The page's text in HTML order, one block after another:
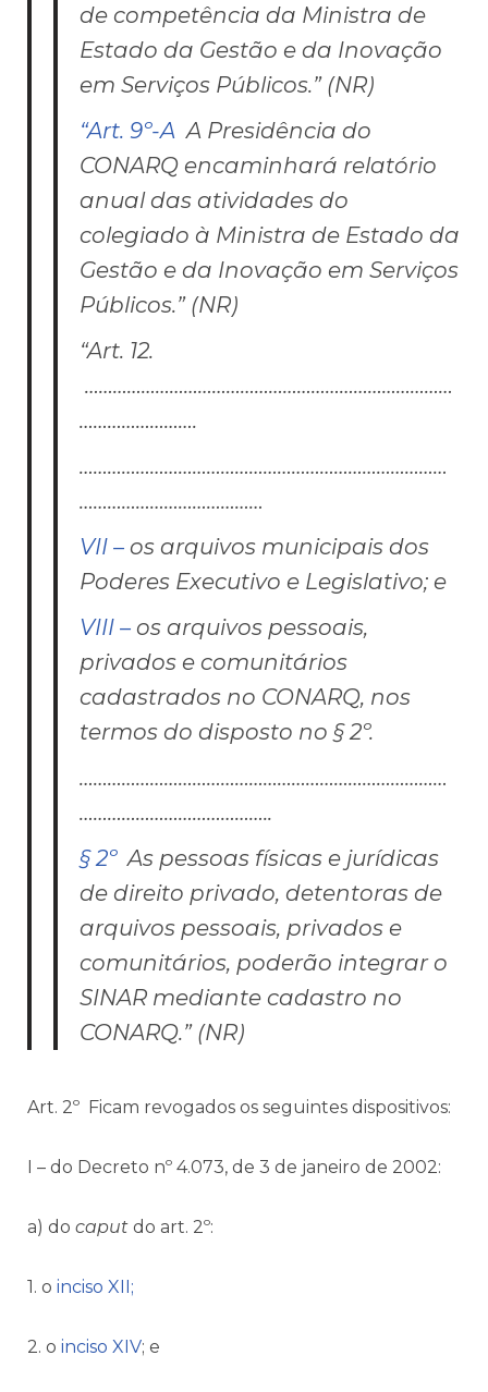
de competência da Ministra de
Estado da Gestão e da Inovação
em Serviços Públicos.” (NR)
“Art. 9º-A A Presidência do
CONARQ encaminhará relatório
anual das atividades do
colegiado à Ministra de Estado da
Gestão e da Inovação em Serviços
Públicos.” (NR)
“Art. 12.
……………………………………………………………………
…………………….
……………………………………………………………………
…………………………………
VII – os arquivos municipais dos
Poderes Executivo e Legislativo; e
VIII – os arquivos pessoais,
privados e comunitários
cadastrados no CONARQ, nos
termos do disposto no § 2º.
……………………………………………………………………
…………………………………..
§ 2ºAs pessoas físicas e jurídicas
de direito privado, detentoras de
arquivos pessoais, privados e
comunitários, poderão integrar o
SINAR mediante cadastro no
CONARQ.” (NR)
Art. 2º Ficam revogados os seguintes dispositivos:
I – do Decreto nº 4.073, de 3 de janeiro de 2002:
a) do caput do art. 2º:
1. o inciso XII;
2. o inciso XIV; e